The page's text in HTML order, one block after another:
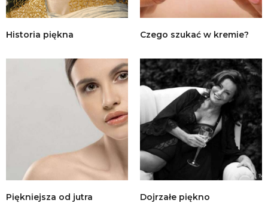
Historia piękna Czego szukać w kremie?
Piękniejsza od jutra Dojrzałe piękno